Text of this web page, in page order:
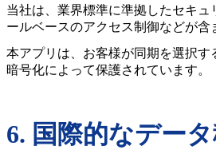
当社は、業界標準に準拠したセキュ
ールベースのアクセス制御などが含
本アプリは、お客様が同期を選択
暗号化によって保護されています。
6. 国際的なデー